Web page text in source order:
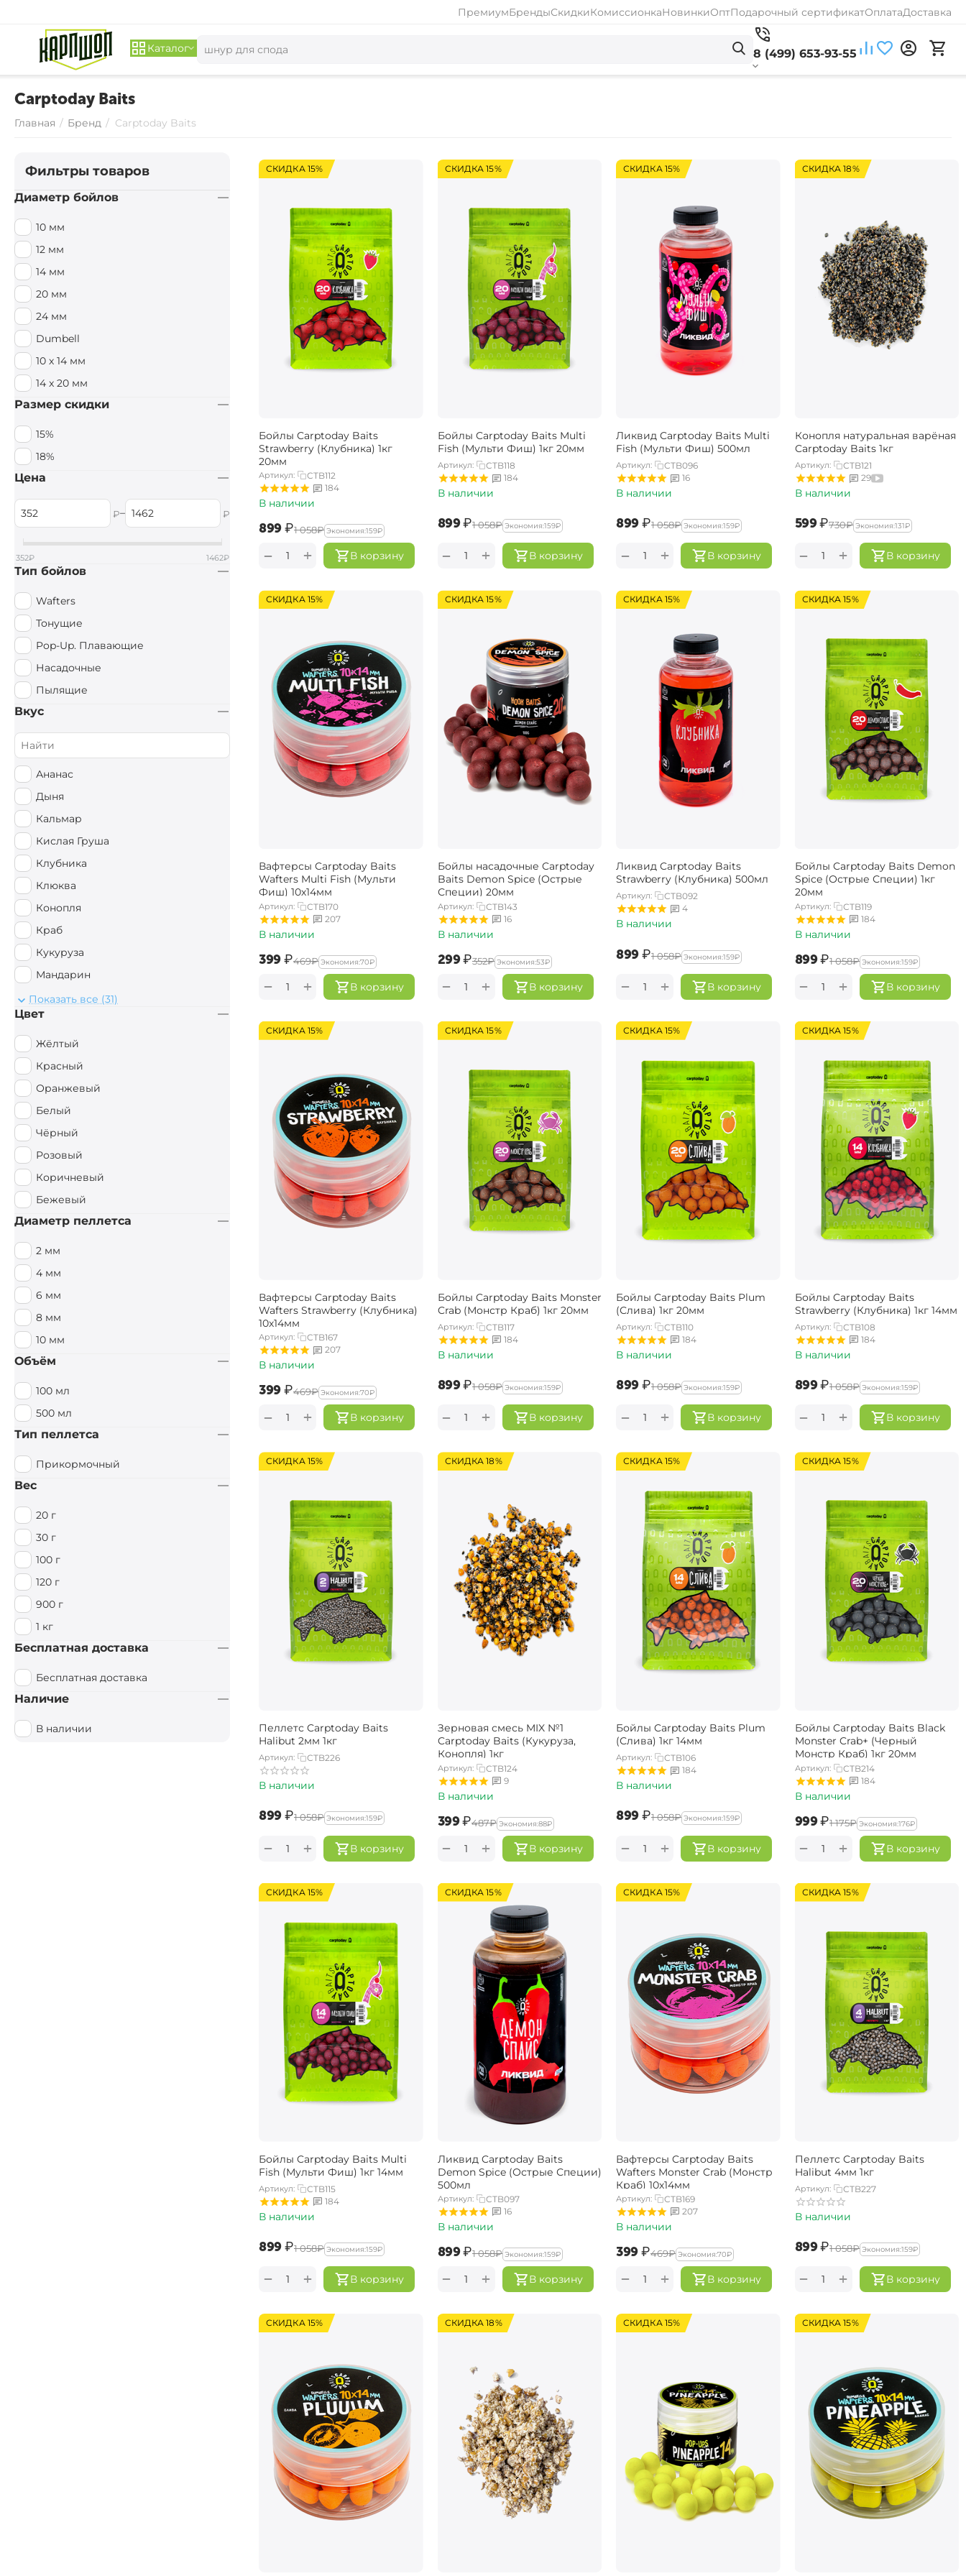
ПремиумБрендыСкидкиКомиссионкаНовинкиОптПодарочный сертификатОплатаДоставка
Каталог 8 (499) 653-93-55
Carptoday Baits
Главная / Бренд / Carptoday Baits
СКИДКА 15%
Бойлы Carptoday Baits
Strawberry (Клубника) 1кг
20мм
Артикул:
CTB112
184
В наличии
‍899‍₽‍1 058‍₽ Экономия:‍159‍₽
В корзину
+
−
СКИДКА 15%
Бойлы Carptoday Baits Multi
Fish (Мульти Фиш) 1кг 20мм
Артикул:
CTB118
184
В наличии
‍899‍₽‍1 058‍₽ Экономия:‍159‍₽
В корзину
+
−
СКИДКА 15%
Ликвид Carptoday Baits Multi
Fish (Мульти Фиш) 500мл
Артикул:
CTB096
16
В наличии
‍899‍₽‍1 058‍₽ Экономия:‍159‍₽
В корзину
+
−
СКИДКА 18%
Конопля натуральная варёная
Carptoday Baits 1кг
Артикул:
CTB121
29
В наличии
‍599‍₽‍730‍₽ Экономия:‍131‍₽
В корзину
+
−
СКИДКА 15%
Вафтерсы Carptoday Baits
Wafters Multi Fish (Мульти
Фиш) 10х14мм
Артикул:
CTB170
207
В наличии
‍399‍₽‍469‍₽ Экономия:‍70‍₽
В корзину
+
−
СКИДКА 15%
Бойлы насадочные Carptoday
Baits Demon Spice (Острые
Специи) 20мм
Артикул:
CTB143
16
В наличии
‍299‍₽‍352‍₽ Экономия:‍53‍₽
В корзину
+
−
СКИДКА 15%
Ликвид Carptoday Baits
Strawberry (Клубника) 500мл
Артикул:
CTB092
4
В наличии
‍899‍₽‍1 058‍₽ Экономия:‍159‍₽
В корзину
+
−
СКИДКА 15%
Бойлы Carptoday Baits Demon
Spice (Острые Специи) 1кг
20мм
Артикул:
CTB119
184
В наличии
‍899‍₽‍1 058‍₽ Экономия:‍159‍₽
В корзину
+
−
СКИДКА 15%
Вафтерсы Carptoday Baits
Wafters Strawberry (Клубника)
10х14мм
Артикул:
CTB167
207
В наличии
‍399‍₽‍469‍₽ Экономия:‍70‍₽
В корзину
+
−
СКИДКА 15%
Бойлы Carptoday Baits Monster
Crab (Монстр Краб) 1кг 20мм
Артикул:
CTB117
184
В наличии
‍899‍₽‍1 058‍₽ Экономия:‍159‍₽
В корзину
+
−
СКИДКА 15%
Бойлы Carptoday Baits Plum
(Слива) 1кг 20мм
Артикул:
CTB110
184
В наличии
‍899‍₽‍1 058‍₽ Экономия:‍159‍₽
В корзину
+
−
СКИДКА 15%
Бойлы Carptoday Baits
Strawberry (Клубника) 1кг 14мм
Артикул:
CTB108
184
В наличии
‍899‍₽‍1 058‍₽ Экономия:‍159‍₽
В корзину
+
−
СКИДКА 15%
Пеллетс Carptoday Baits
Halibut 2мм 1кг
Артикул: CTB226
В наличии
‍899‍₽‍1 058‍₽ Экономия:‍159‍₽
В корзину
+
−
СКИДКА 18%
Зерновая смесь MIX №1
Carptoday Baits (Кукуруза,
Конопля) 1кг
Артикул:
CTB124
9
В наличии
‍399‍₽‍487‍₽ Экономия:‍88‍₽
В корзину
+
−
СКИДКА 15%
Бойлы Carptoday Baits Plum
(Слива) 1кг 14мм
Артикул:
CTB106
184
В наличии
‍899‍₽‍1 058‍₽ Экономия:‍159‍₽
В корзину
+
−
СКИДКА 15%
Бойлы Carptoday Baits Black
Monster Crab+ (Черный
Монстр Краб) 1кг 20мм
Артикул:
CTB214
184
В наличии
‍999‍₽‍1 175‍₽ Экономия:‍176‍₽
В корзину
+
−
СКИДКА 15%
Бойлы Carptoday Baits Multi
Fish (Мульти Фиш) 1кг 14мм
Артикул:
CTB115
184
В наличии
‍899‍₽‍1 058‍₽ Экономия:‍159‍₽
В корзину
+
−
СКИДКА 15%
Ликвид Carptoday Baits
Demon Spice (Острые Специи)
500мл
Артикул:
CTB097
16
В наличии
‍899‍₽‍1 058‍₽ Экономия:‍159‍₽
В корзину
+
−
СКИДКА 15%
Вафтерсы Carptoday Baits
Wafters Monster Crab (Монстр
Краб) 10х14мм
Артикул:
CTB169
207
В наличии
‍399‍₽‍469‍₽ Экономия:‍70‍₽
В корзину
+
−
СКИДКА 15%
Пеллетс Carptoday Baits
Halibut 4мм 1кг
Артикул: CTB227
В наличии
‍899‍₽‍1 058‍₽ Экономия:‍159‍₽
В корзину
+
−
СКИДКА 15% СКИДКА 18% СКИДКА 15% СКИДКА 15%
Фильтры товаров
Диаметр бойлов
10 мм
12 мм
14 мм
20 мм
24 мм
Dumbell
10 х 14 мм
14 x 20 мм
Размер скидки
15%
18%
Цена
₽– ₽
352₽ 1462₽
Тип бойлов
Wafters
Тонущие
Pop-Up. Плавающие
Насадочные
Пылящие
Вкус
Ананас
Дыня
Кальмар
Кислая Груша
Клубника
Клюква
Конопля
Краб
Кукуруза
Мандарин
Монстр Краб
Мульти Фиш
Мульти Фрукт
Мясной
Орех
Острые Специи
Осьминог
Палтус
Перец чили
Пряный
Рыбный
Тутти Фрутти
Фруктовый / Кислый
Цитрус
Чеснок
Показать все (31)
Цвет
Жёлтый
Красный
Оранжевый
Белый
Чёрный
Розовый
Коричневый
Бежевый
Диаметр пеллетса
2 мм
4 мм
6 мм
8 мм
10 мм
Объём
100 мл
500 мл
Тип пеллетса
Прикормочный
Вес
20 г
30 г
100 г
120 г
900 г
1 кг
Бесплатная доставка
Бесплатная доставка
Наличие
В наличии